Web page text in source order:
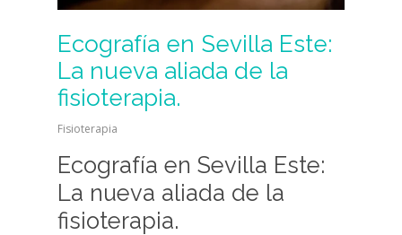
Ecografía en Sevilla Este:
La nueva aliada de la
fisioterapia.
Fisioterapia
Ecografía en Sevilla Este:
La nueva aliada de la
fisioterapia.